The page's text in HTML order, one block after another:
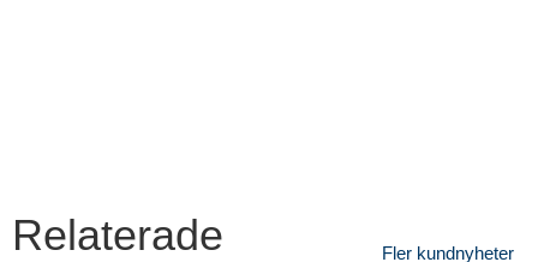
Relaterade
Fler kundnyheter